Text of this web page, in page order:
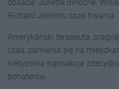
obsada: Juliette Binoche,
Richard Jenkins; czas trwania:
Amerykański terapeuta,
czas, zamienia się na
nietypowa transakcja
bohaterów...